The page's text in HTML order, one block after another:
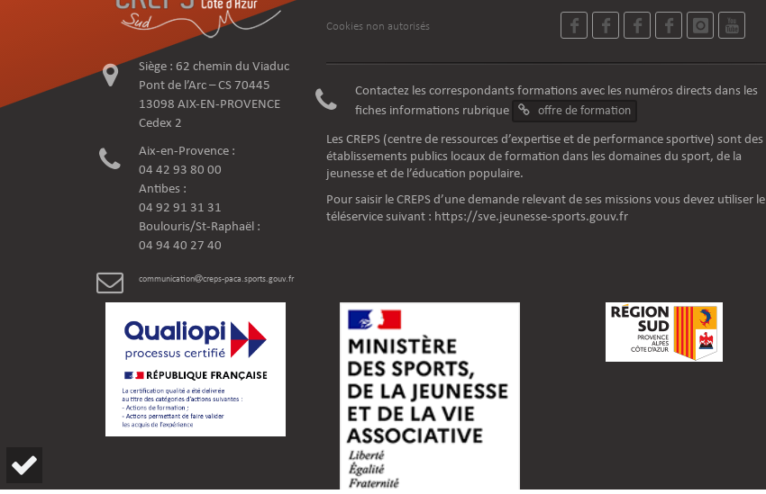
Siège : 62 chemin du Viaduc
Pont de l’Arc – CS 70445
13098 AIX-EN-PROVENCE
Cedex 2
Aix-en-Provence :
04 42 93 80 00
Antibes :
04 92 91 31 31
Boulouris/St-Raphaël :
04 94 40 27 40
communication creps-paca.sports.gouv.fr
Cookies non autorisés
Contactez les correspondants formations avec les numéros directs dans les
fiches informations rubrique
offre de formation
Les CREPS (centre de ressources d’expertise et de performance sportive) sont des
établissements publics locaux de formation dans les domaines du sport, de la
jeunesse et de l’éducation populaire.
Pour saisir le CREPS d’une demande relevant de ses missions vous devez utiliser le
téléservice suivant : https://sve.jeunesse-sports.gouv.fr